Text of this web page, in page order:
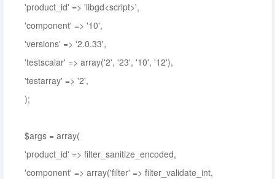
'product_id' => 'libgd<script>',
'component' => '10',
'versions' => '2.0.33',
'testscalar' => array('2', '23', '10', '12'),
'testarray' => '2',
);
$args = array(
'product_id' => filter_sanitize_encoded,
'component' => array('filter' => filter_validate_int,